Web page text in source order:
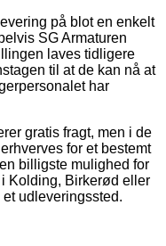
på blot en enkelt
SG Armaturen
laves tidligere
til at de kan nå at
har
gratis fragt, men i de
for et bestemt
billigste mulighed for
Kolding, Birkerød eller
udleveringssted.